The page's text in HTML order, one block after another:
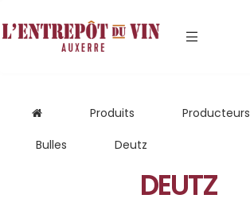
Produits
Producteurs
Bulles
Deutz
DEUTZ